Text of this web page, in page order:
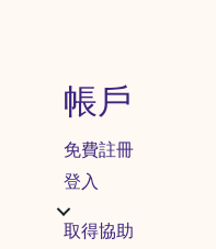
帳戶
免費註冊
登入
取得協助